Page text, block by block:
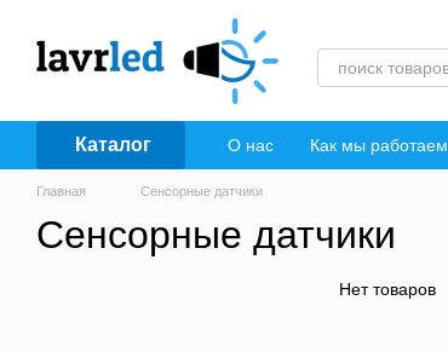
Перейти к основному контенту
Каталог О нас Как мы работаем
Главная Сенсорные датчики
Сенсорные датчики
Нет товаров